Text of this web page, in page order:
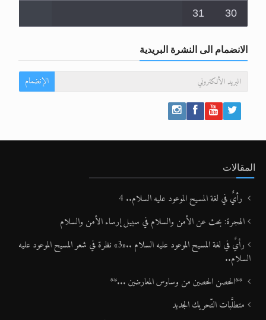
30
31
الانضمام الى النشرة البريدية
الإنضمام
المقالات
رأيٌ في لغة المسيح الموعود عليه السلام.. 4
الهجرة: بحث عن الأمن والسلام في سبيل إرساء الأمن والسلام
رأيٌ في لغة المسيح الموعود عليه السلام ..«3» نظرة في شعر المسيح الموعود عليه
السلام..
**الحصن الحصين من وساوس المعارضين ...**
متطلَّبات التّحريك الجديد